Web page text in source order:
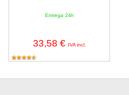
Entrega 24h
33,58 € IVA incl.